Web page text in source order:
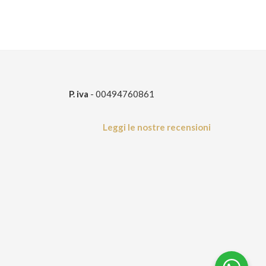
P. iva - 00494760861
Leggi le nostre recensioni